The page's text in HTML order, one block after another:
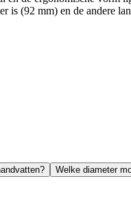
(92 mm) en de andere
Welke diameter